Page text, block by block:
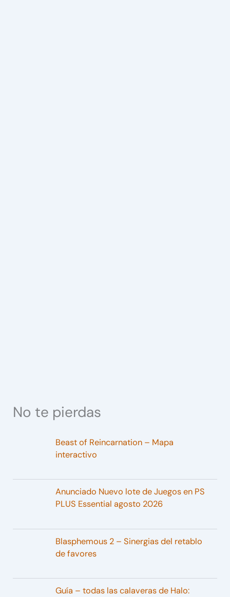
No te pierdas
Beast of Reincarnation – Mapa
interactivo
Anunciado Nuevo lote de Juegos en PS
PLUS Essential agosto 2026
Blasphemous 2 – Sinergias del retablo
de favores
Guía – todas las calaveras de Halo: